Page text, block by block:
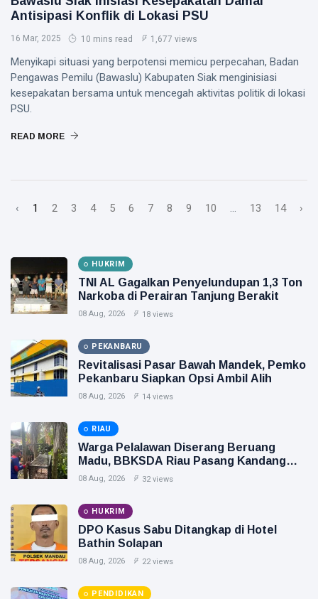
Antisipasi Konflik di Lokasi PSU
16 Mar, 2025 10 mins read 1,677 views
Menyikapi situasi yang berpotensi memicu perpecahan, Badan
Pengawas Pemilu (Bawaslu) Kabupaten Siak menginisiasi
kesepakatan bersama untuk mencegah aktivitas politik di lokasi
PSU.
READ MORE
‹ 1 2 3 4 5 6 7 8 9 10 ... 13 14 ›
HUKRIM
TNI AL Gagalkan Penyelundupan 1,3 Ton
Narkoba di Perairan Tanjung Berakit
08 Aug, 2026 18 views
PEKANBARU
Revitalisasi Pasar Bawah Mandek, Pemko
Pekanbaru Siapkan Opsi Ambil Alih
08 Aug, 2026 14 views
RIAU
Warga Pelalawan Diserang Beruang
Madu, BBKSDA Riau Pasang Kandang
Jebak
08 Aug, 2026 32 views
HUKRIM
DPO Kasus Sabu Ditangkap di Hotel
Bathin Solapan
08 Aug, 2026 22 views
PENDIDIKAN